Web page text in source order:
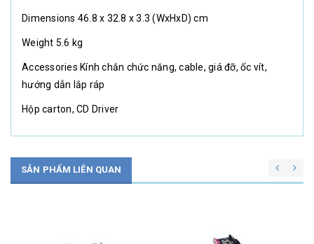
Dimensions 46.8 x 32.8 x 3.3 (WxHxD) cm
Weight 5.6 kg
Accessories Kính chắn chức năng, cable, giá đỡ, ốc vít,
hướng dẫn lắp ráp
Hộp carton, CD Driver
SẢN PHẨM LIÊN QUAN